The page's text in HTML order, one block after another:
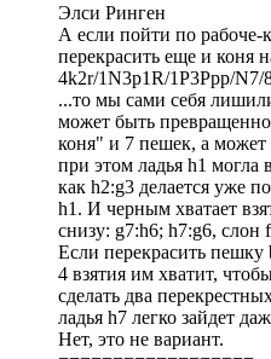
Элси Ринген
А если пойти по рабоче-
перекрасить еще и коня
4k2r/1N3p1R/1P3Ppp/
...то мы сами себя
может быть
коня" и 7 пешек, а может
при этом ладья h1 могла
как h2:g3 делается уже
h1. И черным хватает
снизу: g7:h6; h7:g6, слон
Если перекрасить
4 взятия им хватит,
сделать два
ладья h7 легко зайдет
Нет, это не вариант.